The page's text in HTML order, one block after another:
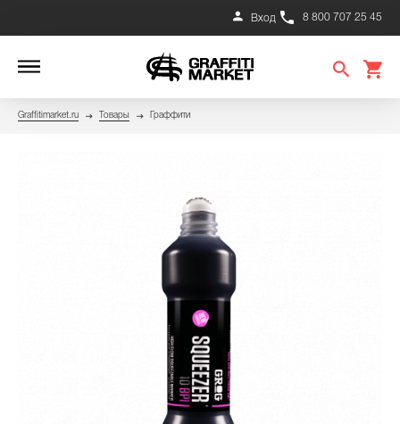
8 800 707 25 45
Вход
Graffitimarket.ru Товары Граффити